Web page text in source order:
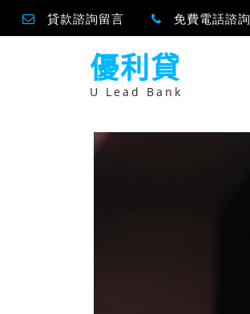
貸款諮詢留言 免費電話諮詢
優利貸
U Lead Bank